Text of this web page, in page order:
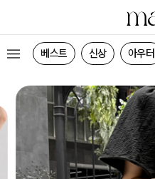
베스트 신상 아우터